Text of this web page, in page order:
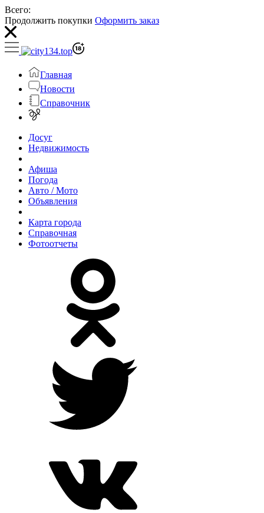
Всего:
Продолжить покупки Оформить заказ
Главная
Новости
Справочник
Досуг
Недвижимость
Афиша
Погода
Авто / Мото
Объявления
Карта города
Справочная
Фотоотчеты